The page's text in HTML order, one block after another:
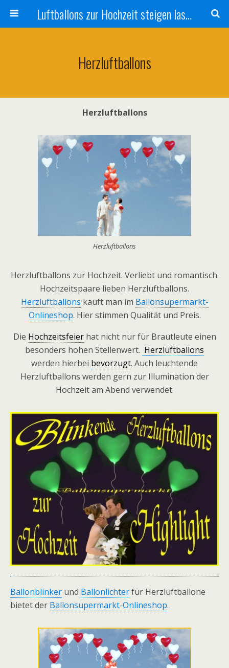
Luftballons zur Hochzeit steigen lassen
Herzluftballons
Herzluftballons
Herzluftballons
Herzluftballons zur Hochzeit. Verliebt und romantisch.
Hochzeitspaare lieben Herzluftballons.
Herzluftballons kauft man im Ballonsupermarkt-
Onlineshop. Hier stimmen Qualität und Preis.
Die Hochzeitsfeierhat nicht nur für Brautleute einen
besonders hohen Stellenwert. Herzluftballons
werden hierbei bevorzugt. Auch leuchtende
Herzluftballons werden gern zur Illumination der
Hochzeit am Abend verwendet.
Ballonblinker und Ballonlichterfür Herzluftballone
bietet der Ballonsupermarkt-Onlineshop.